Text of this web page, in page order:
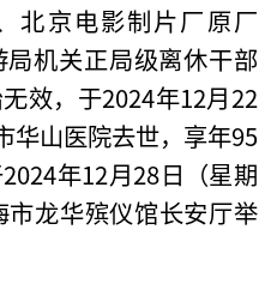
北京电影制片厂原厂
机关正局级离休干部
效，于2024年12月22
华山医院去世，享年95
年12月28日（星期
龙华殡仪馆长安厅举